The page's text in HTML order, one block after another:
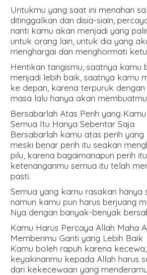
Untukmu yang saat ini menahan
ditinggalkan dan disia-siain,
nanti kamu akan menjadi yang
untuk orang lain, untuk dia yang
menghargai dan menghormati
Hentikan tangismu, saatnya kamu
menjadi lebih baik, saatnya kamu
ke depan, karena terpuruk
masa lalu hanya akan
Bersabarlah Atas Perih yang
Semua Itu Hanya Sebentar Saja
Bersabarlah kamu atas perih yang
meski benar perih itu seakan
pilu, karena bagaimanapun perih
ketenanganmu semua itu telah
pasti.
Semua yang kamu rasakan hanya
namun kamu pun harus berjuang
Nya dengan banyak-benyak
Kamu Harus Percaya Allah Maha
Memberimu Ganti yang Lebih Baik
Kamu boleh rapuh karena
keyakinanmu kepada Allah harus
dari kekecewaan yang